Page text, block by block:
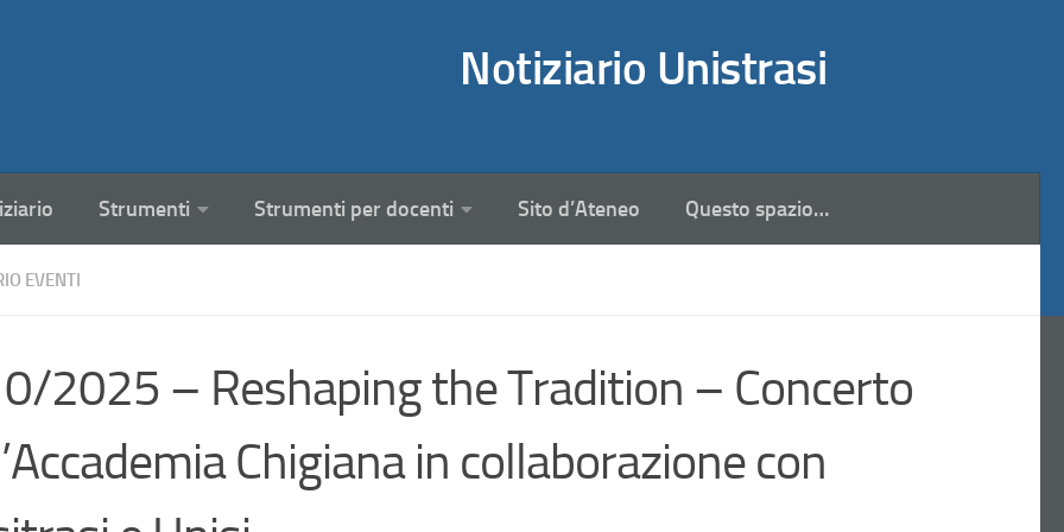
Notiziario Unistrasi
Strumenti Strumenti per docenti Sito d’Ateneo Questo spazio…
EVENTI
2025 – Reshaping the Tradition – Concerto
Chigiana in collaborazione con